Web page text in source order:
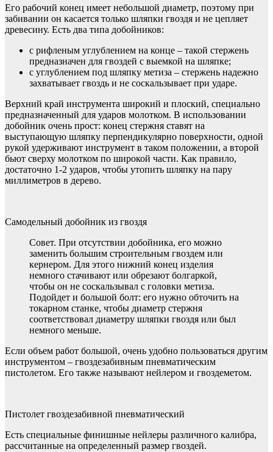
Его рабочий конец имеет небольшой диаметр, поэтому при
забивании он касается только шляпки гвоздя и не цепляет
древесину. Есть два типа добойников:
с рифленым углублением на конце – такой стержень
предназначен для гвоздей с выемкой на шляпке;
с углублением под шляпку метиза – стержень надежно
захватывает гвоздь и не соскальзывает при ударе.
Верхний край инструмента широкий и плоский, специально
предназначенный для ударов молотком. В использовании
добойник очень прост: конец стержня ставят на
выступающую шляпку перпендикулярно поверхности, одной
рукой удерживают инструмент в таком положении, а второй
бьют сверху молотком по широкой части. Как правило,
достаточно 1-2 ударов, чтобы утопить шляпку на пару
миллиметров в дерево.
Самодельный добойник из гвоздя
Совет. При отсутствии добойника, его можно
заменить большим строительным гвоздем или
кернером. Для этого нижний конец изделия
немного стачивают или обрезают болгаркой,
чтобы он не соскальзывал с головки метиза.
Подойдет и большой болт: его нужно обточить на
токарном станке, чтобы диаметр стержня
соответствовал диаметру шляпки гвоздя или был
немного меньше.
Если объем работ большой, очень удобно пользоваться другим
инструментом – гвоздезабивным пневматическим
пистолетом. Его также называют нейлером и гвоздеметом.
Пистолет гвоздезабивной пневматический
Есть специальные финишные нейлеры различного калибра,
рассчитанные на определенный размер гвоздей.